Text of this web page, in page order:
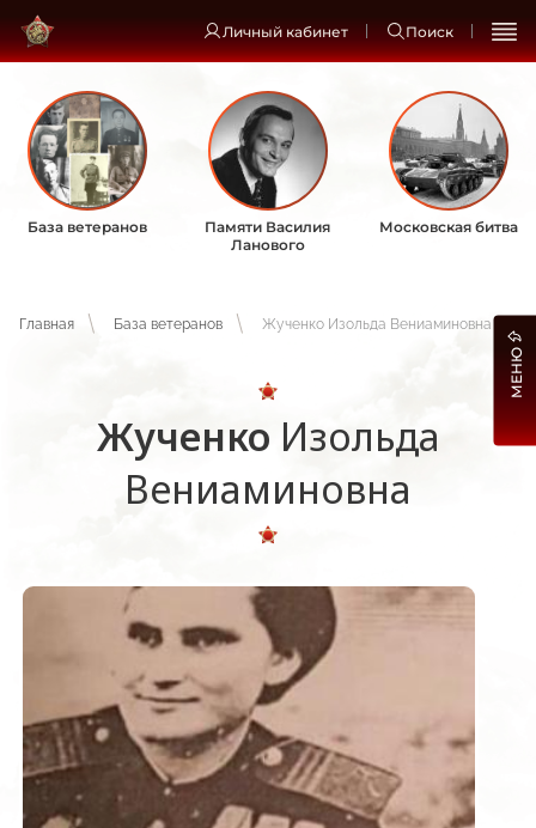
Личный кабинет Поиск
База ветеранов
Памяти Василия
Ланового
Московская битва
Главная База ветеранов Жученко Изольда Вениаминовна
Жученко Изольда
Вениаминовна
МЕНЮ